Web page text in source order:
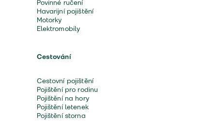
Povinné ručení
Havarijní pojištění
Motorky
Elektromobily
Cestování
Cestovní pojištění
Pojištění pro rodinu
Pojištění na hory
Pojištění letenek
Pojištění storna